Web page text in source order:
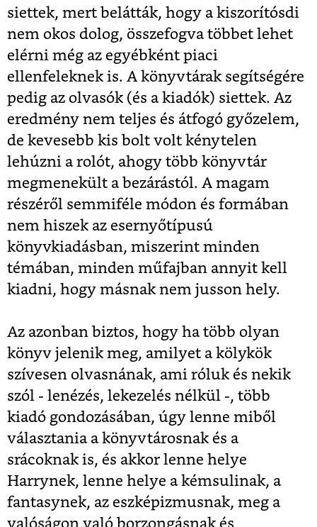
siettek, mert belátták, hogy a kiszorítósdi
nem okos dolog, összefogva többet lehet
elérni még az egyébként piaci
ellenfeleknek is. A könyvtárak segítségére
pedig az olvasók (és a kiadók) siettek. Az
eredmény nem teljes és átfogó győzelem,
de kevesebb kis bolt volt kénytelen
lehúzni a rolót, ahogy több könyvtár
megmenekült a bezárástól. A magam
részéről semmiféle módon és formában
nem hiszek az esernyőtípusú
könyvkiadásban, miszerint minden
témában, minden műfajban annyit kell
kiadni, hogy másnak nem jusson hely.
Az azonban biztos, hogy ha több olyan
könyv jelenik meg, amilyet a kölykök
szívesen olvasnának, ami róluk és nekik
szól - lenézés, lekezelés nélkül -, több
kiadó gondozásában, úgy lenne miből
választania a könyvtárosnak és a
srácoknak is, és akkor lenne helye
Harrynek, lenne helye a kémsulinak, a
fantasynek, az eszképizmusnak, meg a
valóságon való borzongásnak és